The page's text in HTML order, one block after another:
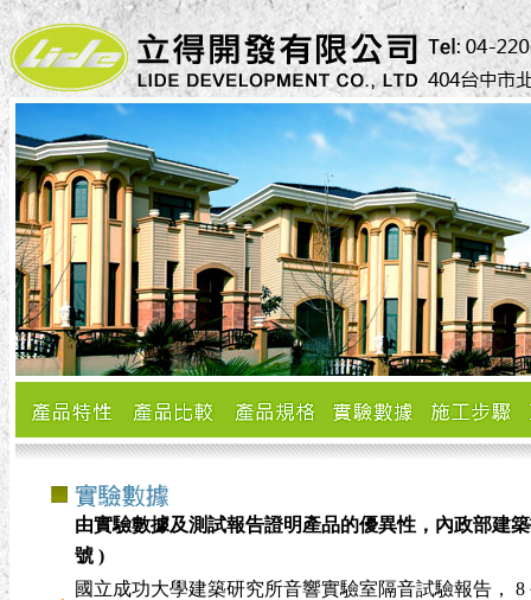
由實驗數據及測試報告證明產品的優異性，內政部建
號 )
國立成功大學建築研究所音響實驗室隔音試驗報告，